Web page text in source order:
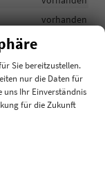
vorhanden
vorhanden
vorhanden
Sie bereitzustellen.
nur die Daten für
uns Ihr Einverständnis
für die Zukunft